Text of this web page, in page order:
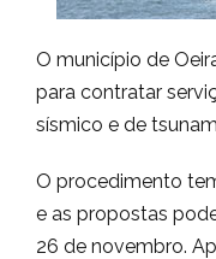
O município de
para contratar
sísmico e de
O procedimento
e as propostas
26 de novembro.